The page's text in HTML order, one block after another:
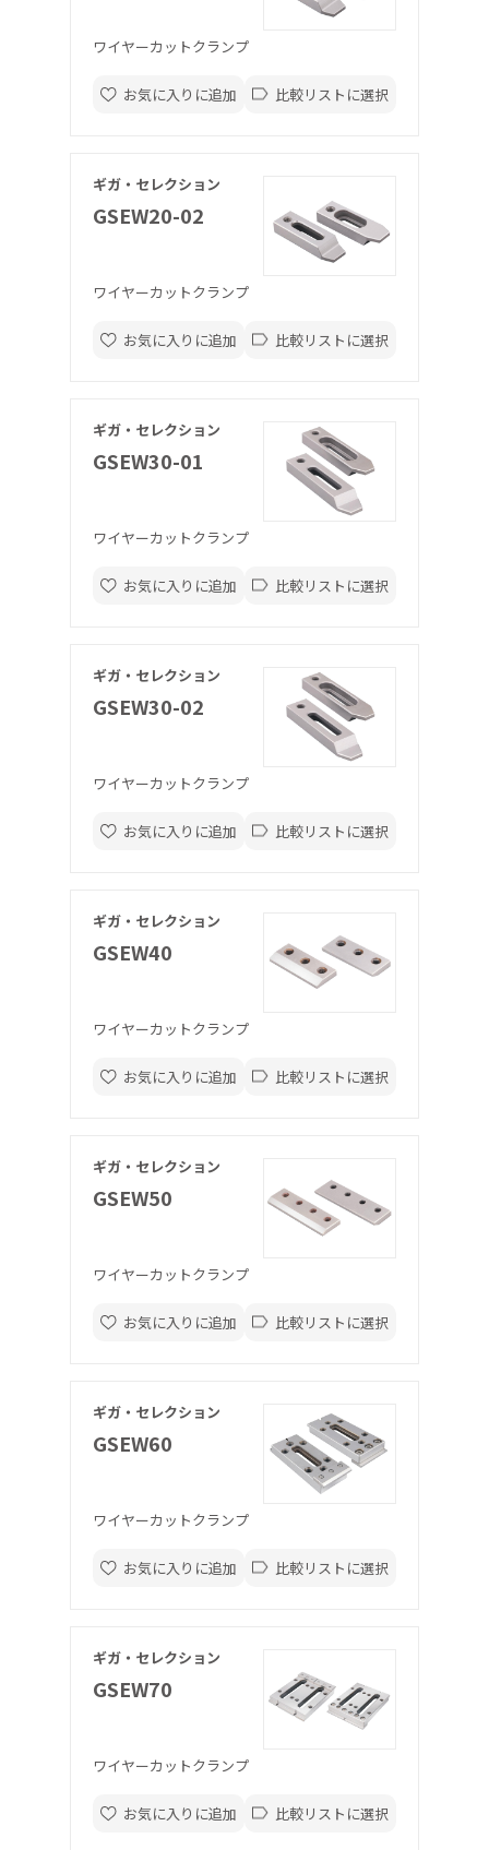
ワイヤーカットクランプ
お気に入りに追加 比較リストに選択
ギガ・セレクション
GSEW20-02
ワイヤーカットクランプ
お気に入りに追加 比較リストに選択
ギガ・セレクション
GSEW30-01
ワイヤーカットクランプ
お気に入りに追加 比較リストに選択
ギガ・セレクション
GSEW30-02
ワイヤーカットクランプ
お気に入りに追加 比較リストに選択
ギガ・セレクション
GSEW40
ワイヤーカットクランプ
お気に入りに追加 比較リストに選択
ギガ・セレクション
GSEW50
ワイヤーカットクランプ
お気に入りに追加 比較リストに選択
ギガ・セレクション
GSEW60
ワイヤーカットクランプ
お気に入りに追加 比較リストに選択
ギガ・セレクション
GSEW70
ワイヤーカットクランプ
お気に入りに追加 比較リストに選択